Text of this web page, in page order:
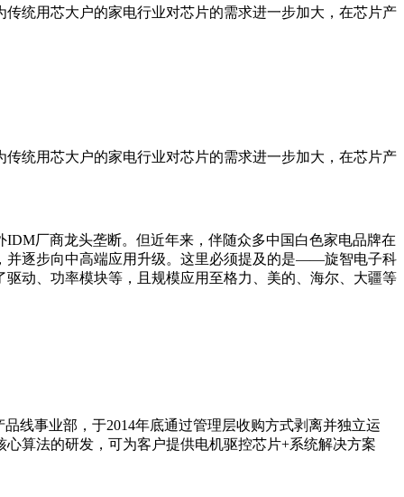
统用芯大户的家电行业对芯片的需求进一步加大，在芯片产
统用芯大户的家电行业对芯片的需求进一步加大，在芯片产
厂商龙头垄断。但近年来，伴随众多中国白色家电品牌在
并逐步向中高端应用升级。这里必须提及的是——旋智电子科
动、功率模块等，且规模应用至格力、美的、海尔、大疆等
线事业部，于2014年底通过管理层收购方式剥离并独立运
算法的研发，可为客户提供电机驱控芯片+系统解决方案